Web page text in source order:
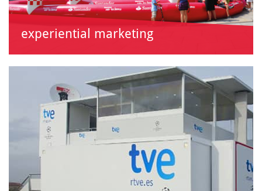
experiential marketing